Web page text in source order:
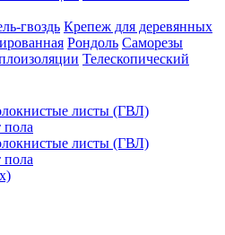
гвоздь Крепеж для деревянных
Рондоль Саморезы
Телескопический
листы (ГВЛ)
пола
листы (ГВЛ)
пола